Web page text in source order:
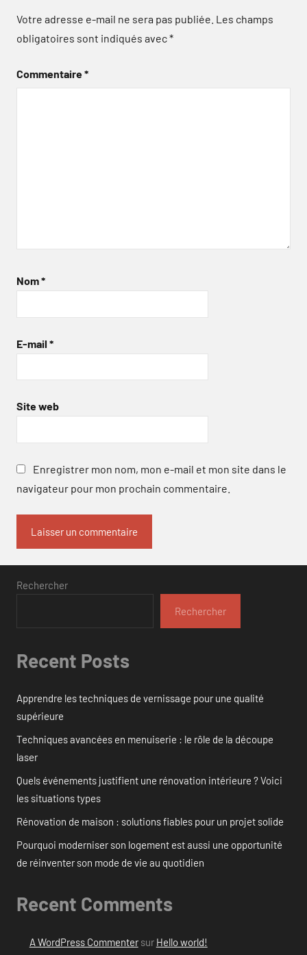
Votre adresse e-mail ne sera pas publiée. Les champs
obligatoires sont indiqués avec*
Commentaire*
Nom*
E-mail *
Site web
Enregistrer mon nom, mon e-mail et mon site dans le
navigateur pour mon prochain commentaire.
Rechercher
Rechercher
Recent Posts
Apprendre les techniques de vernissage pour une qualité
supérieure
Techniques avancées en menuiserie : le rôle de la découpe
laser
Quels événements justifient une rénovation intérieure ? Voici
les situations types
Rénovation de maison : solutions fiables pour un projet solide
Pourquoi moderniser son logement est aussi une opportunité
de réinventer son mode de vie au quotidien
Recent Comments
A WordPress Commentersur Hello world!